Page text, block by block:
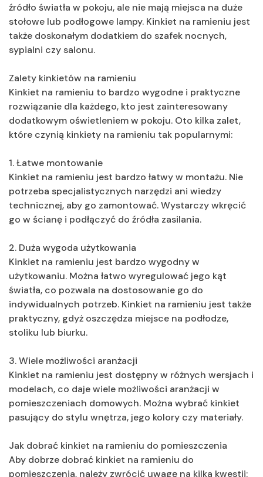
źródło światła w pokoju, ale nie mają miejsca na duże
stołowe lub podłogowe lampy. Kinkiet na ramieniu jest
także doskonałym dodatkiem do szafek nocnych,
sypialni czy salonu.
Zalety kinkietów na ramieniu
Kinkiet na ramieniu to bardzo wygodne i praktyczne
rozwiązanie dla każdego, kto jest zainteresowany
dodatkowym oświetleniem w pokoju. Oto kilka zalet,
które czynią kinkiety na ramieniu tak popularnymi:
1. Łatwe montowanie
Kinkiet na ramieniu jest bardzo łatwy w montażu. Nie
potrzeba specjalistycznych narzędzi ani wiedzy
technicznej, aby go zamontować. Wystarczy wkręcić
go w ścianę i podłączyć do źródła zasilania.
2. Duża wygoda użytkowania
Kinkiet na ramieniu jest bardzo wygodny w
użytkowaniu. Można łatwo wyregulować jego kąt
światła, co pozwala na dostosowanie go do
indywidualnych potrzeb. Kinkiet na ramieniu jest także
praktyczny, gdyż oszczędza miejsce na podłodze,
stoliku lub biurku.
3. Wiele możliwości aranżacji
Kinkiet na ramieniu jest dostępny w różnych wersjach i
modelach, co daje wiele możliwości aranżacji w
pomieszczeniach domowych. Można wybrać kinkiet
pasujący do stylu wnętrza, jego kolory czy materiały.
Jak dobrać kinkiet na ramieniu do pomieszczenia
Aby dobrze dobrać kinkiet na ramieniu do
pomieszczenia, należy zwrócić uwagę na kilka kwestii: